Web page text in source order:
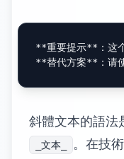
**重要提示**
**替代方案**
斜體文本的語法
_文本_ 。在技